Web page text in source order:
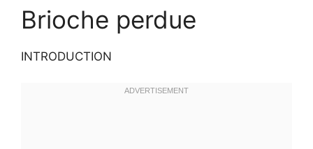
Brioche perdue
INTRODUCTION